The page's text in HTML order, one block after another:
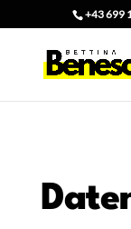
+43 699